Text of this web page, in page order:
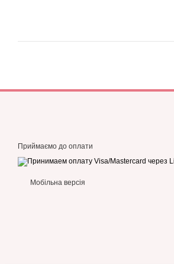
Приймаємо до оплати
Мобільна версія